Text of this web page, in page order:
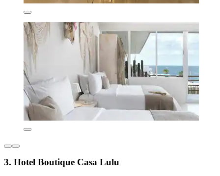
3. Hotel Boutique Casa Lulu